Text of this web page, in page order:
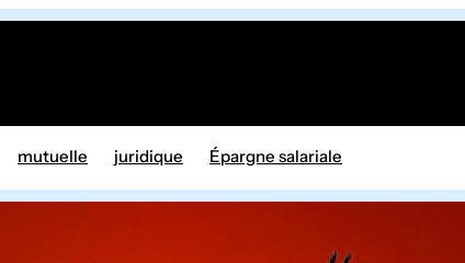
mutuelle juridique Épargne salariale